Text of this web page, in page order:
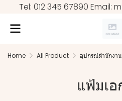
Tel: 012 345 67890 Email:
Home All Product อุปกรณ์สำนักงาน
แฟ้มเอ